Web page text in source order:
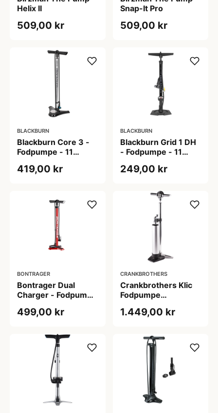
Helix II
509,00 kr
Snap-It Pro
509,00 kr
BLACKBURN
Blackburn Core 3 -
Fodpumpe - 11
419,00 kr
BLACKBURN
Blackburn Grid 1 DH
- Fodpumpe - 11
249,00 kr
BONTRAGER
Bontrager Dual
Charger - Fodpumpe
499,00 kr
CRANKBROTHERS
Crankbrothers Klic
Fodpumpe
11 bar m/digital
1.449,00 kr